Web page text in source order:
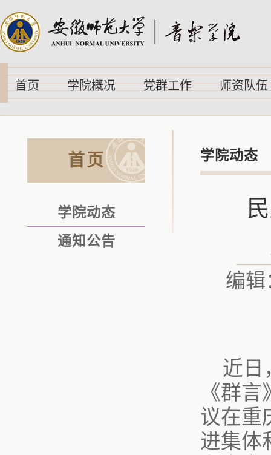
首页 学院概况 党群工作 师资队伍
首页
学院动态
通知公告
学院动态
编辑
近日
《群
议在重
进集体